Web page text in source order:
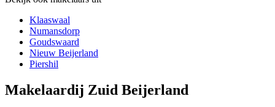
Klaaswaal
Numansdorp
Goudswaard
Nieuw Beijerland
Piershil
Makelaardij Zuid Beijerland